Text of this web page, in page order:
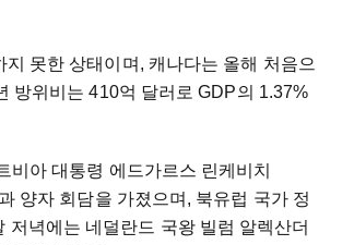
못한 상태이며, 캐나다는 올해 처음으
방위비는 410억 달러로 GDP의 1.37%
아 대통령 에드가르스 린케비치
양자 회담을 가졌으며, 북유럽 국가 정
녁에는 네덜란드 국왕 빌럼 알렉산더